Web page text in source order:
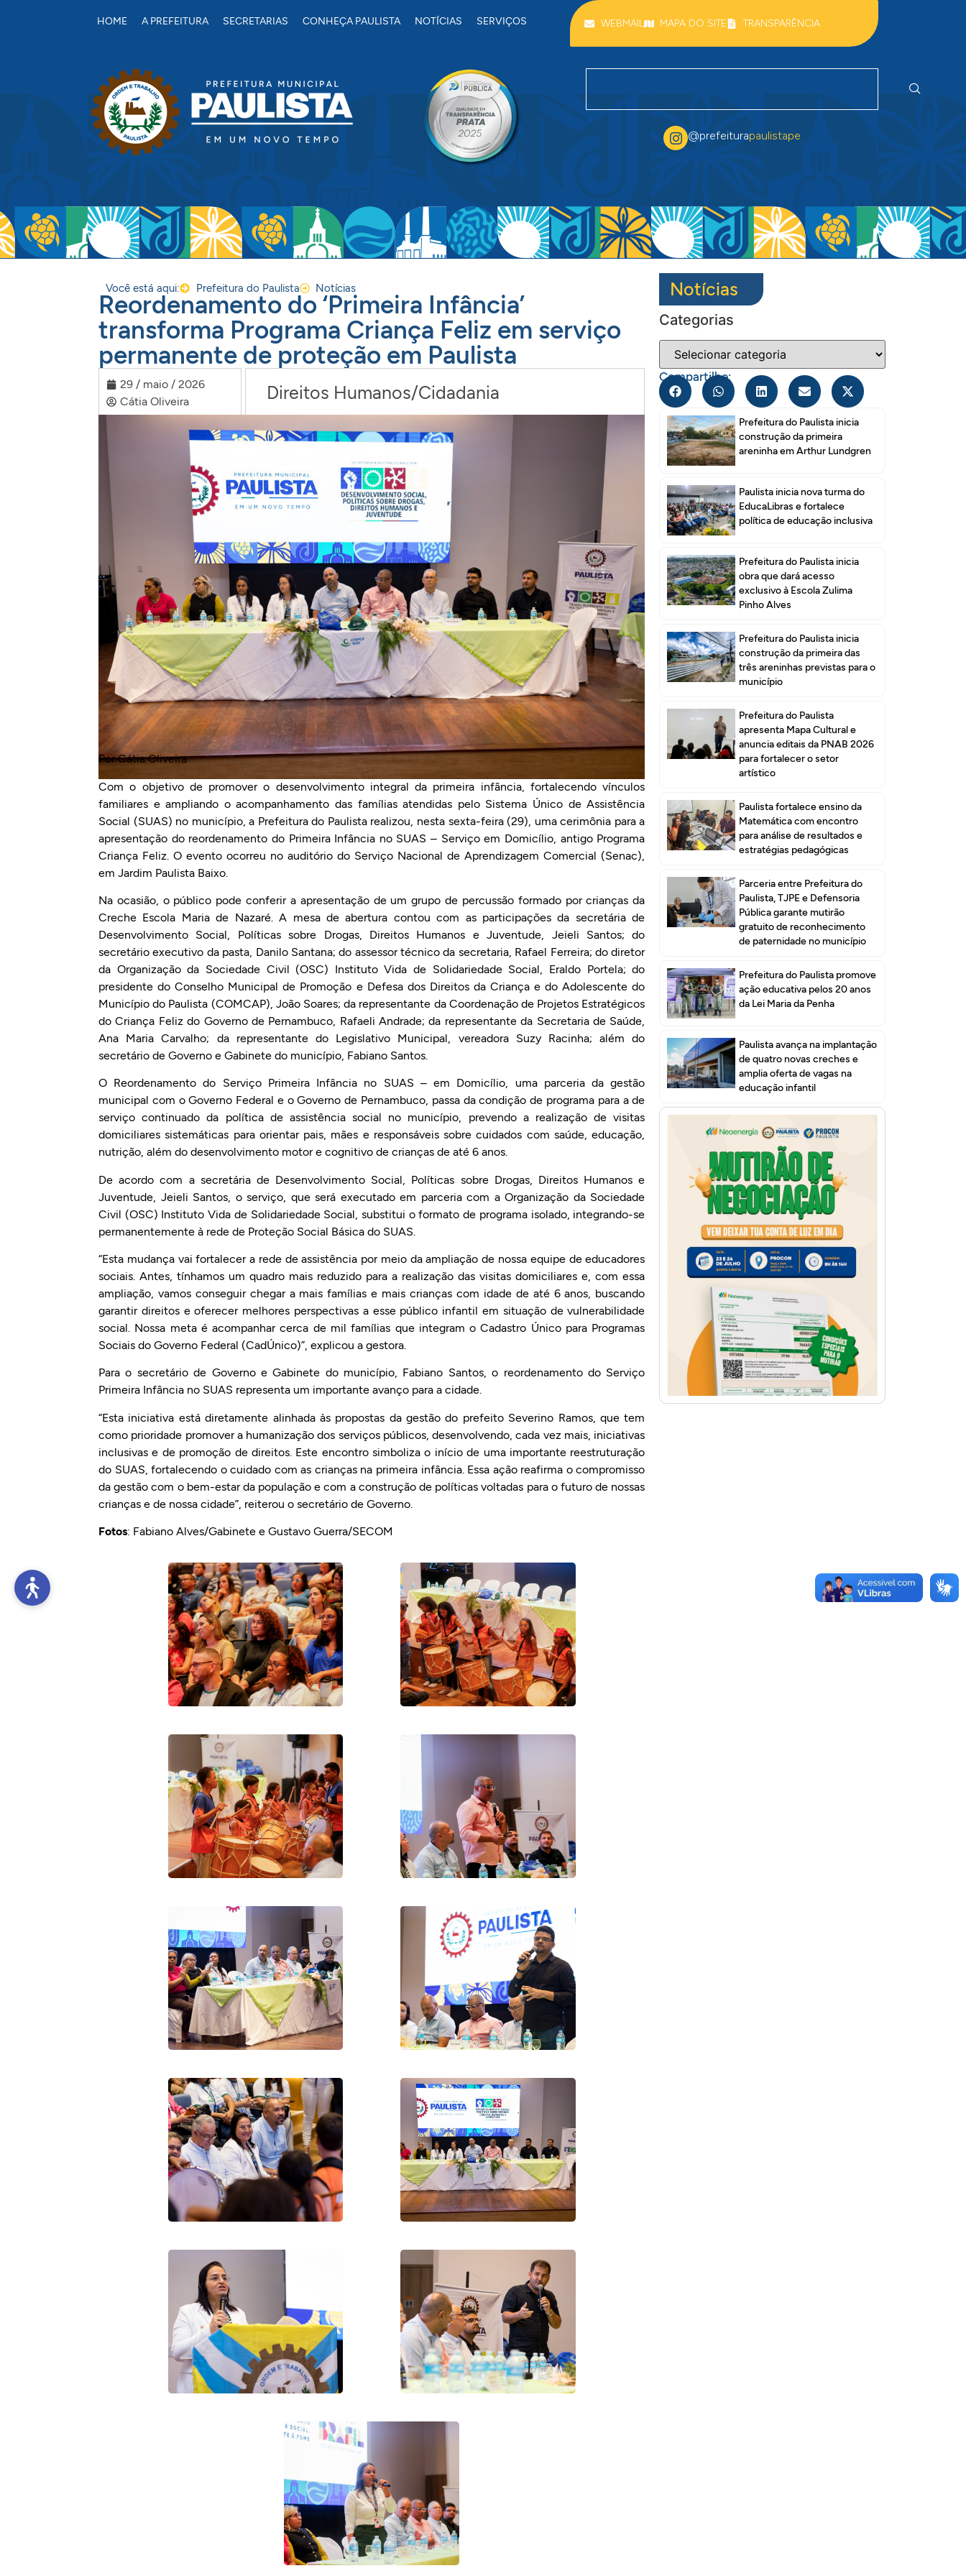
HOME A PREFEITURA SECRETARIAS CONHEÇA PAULISTA NOTÍCIAS SERVIÇOS WEBMAIL MAPA DO SITE TRANSPARÊNCIA
@prefeiturapaulistape
Você está aqui: Prefeitura do Paulista Notícias
Reordenamento do ‘Primeira Infância’
transforma Programa Criança Feliz em serviço
permanente de proteção em Paulista
29 / maio / 2026
Cátia Oliveira
Direitos Humanos/Cidadania
Por Cátia Oliveira
Com o objetivo de promover o desenvolvimento integral da primeira infância, fortalecendo vínculos
familiares e ampliando o acompanhamento das famílias atendidas pelo Sistema Único de Assistência
Social (SUAS) no município, a Prefeitura do Paulista realizou, nesta sexta-feira (29), uma cerimônia para a
apresentação do reordenamento do Primeira Infância no SUAS – Serviço em Domicílio, antigo Programa
Criança Feliz. O evento ocorreu no auditório do Serviço Nacional de Aprendizagem Comercial (Senac),
em Jardim Paulista Baixo.
Na ocasião, o público pode conferir a apresentação de um grupo de percussão formado por crianças da
Creche Escola Maria de Nazaré. A mesa de abertura contou com as participações da secretária de
Desenvolvimento Social, Políticas sobre Drogas, Direitos Humanos e Juventude, Jeieli Santos; do
secretário executivo da pasta, Danilo Santana; do assessor técnico da secretaria, Rafael Ferreira; do diretor
da Organização da Sociedade Civil (OSC) Instituto Vida de Solidariedade Social, Eraldo Portela; do
presidente do Conselho Municipal de Promoção e Defesa dos Direitos da Criança e do Adolescente do
Município do Paulista (COMCAP), João Soares; da representante da Coordenação de Projetos Estratégicos
do Criança Feliz do Governo de Pernambuco, Rafaeli Andrade; da representante da Secretaria de Saúde,
Ana Maria Carvalho; da representante do Legislativo Municipal, vereadora Suzy Racinha; além do
secretário de Governo e Gabinete do município, Fabiano Santos.
O Reordenamento do Serviço Primeira Infância no SUAS – em Domicílio, uma parceria da gestão
municipal com o Governo Federal e o Governo de Pernambuco, passa da condição de programa para a de
serviço continuado da política de assistência social no município, prevendo a realização de visitas
domiciliares sistemáticas para orientar pais, mães e responsáveis sobre cuidados com saúde, educação,
nutrição, além do desenvolvimento motor e cognitivo de crianças de até 6 anos.
De acordo com a secretária de Desenvolvimento Social, Políticas sobre Drogas, Direitos Humanos e
Juventude, Jeieli Santos, o serviço, que será executado em parceria com a Organização da Sociedade
Civil (OSC) Instituto Vida de Solidariedade Social, substitui o formato de programa isolado, integrando-se
permanentemente à rede de Proteção Social Básica do SUAS.
“Esta mudança vai fortalecer a rede de assistência por meio da ampliação de nossa equipe de educadores
sociais. Antes, tínhamos um quadro mais reduzido para a realização das visitas domiciliares e, com essa
ampliação, vamos conseguir chegar a mais famílias e mais crianças com idade de até 6 anos, buscando
garantir direitos e oferecer melhores perspectivas a esse público infantil em situação de vulnerabilidade
social. Nossa meta é acompanhar cerca de mil famílias que integram o Cadastro Único para Programas
Sociais do Governo Federal (CadÚnico)”, explicou a gestora.
Para o secretário de Governo e Gabinete do município, Fabiano Santos, o reordenamento do Serviço
Primeira Infância no SUAS representa um importante avanço para a cidade.
“Esta iniciativa está diretamente alinhada às propostas da gestão do prefeito Severino Ramos, que tem
como prioridade promover a humanização dos serviços públicos, desenvolvendo, cada vez mais, iniciativas
inclusivas e de promoção de direitos. Este encontro simboliza o início de uma importante reestruturação
do SUAS, fortalecendo o cuidado com as crianças na primeira infância. Essa ação reafirma o compromisso
da gestão com o bem-estar da população e com a construção de políticas voltadas para o futuro de nossas
crianças e de nossa cidade”, reiterou o secretário de Governo.
Fotos: Fabiano Alves/Gabinete e Gustavo Guerra/SECOM
Notícias
Categorias
Compartilhe:
Prefeitura do Paulista inicia
construção da primeira
areninha em Arthur Lundgren
Paulista inicia nova turma do
EducaLibras e fortalece
política de educação inclusiva
Prefeitura do Paulista inicia
obra que dará acesso
exclusivo à Escola Zulima
Pinho Alves
Prefeitura do Paulista inicia
construção da primeira das
três areninhas previstas para o
município
Prefeitura do Paulista
apresenta Mapa Cultural e
anuncia editais da PNAB 2026
para fortalecer o setor
artístico
Paulista fortalece ensino da
Matemática com encontro
para análise de resultados e
estratégias pedagógicas
Parceria entre Prefeitura do
Paulista, TJPE e Defensoria
Pública garante mutirão
gratuito de reconhecimento
de paternidade no município
Prefeitura do Paulista promove
ação educativa pelos 20 anos
da Lei Maria da Penha
Paulista avança na implantação
de quatro novas creches e
amplia oferta de vagas na
educação infantil